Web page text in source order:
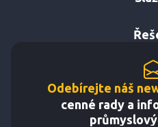
Odebírejte náš
cenné rady a